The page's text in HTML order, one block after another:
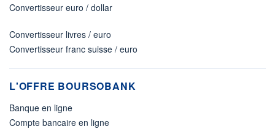
Convertisseur euro / dollar
Convertisseur livres / euro
Convertisseur franc suisse / euro
L'OFFRE BOURSOBANK
Banque en ligne
Compte bancaire en ligne